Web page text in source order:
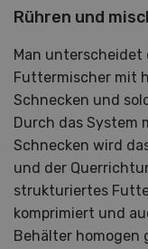
Rühren und
Man unterscheidet
Futtermischer mit
Schnecken und
Durch das System
Schnecken wird
und der
strukturiertes
komprimiert und
Behälter homogen